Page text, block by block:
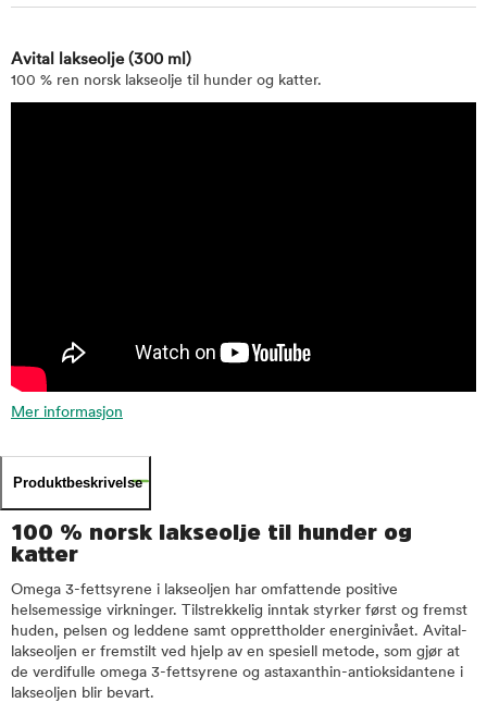
Avital lakseolje (300 ml)
100 % ren norsk lakseolje til hunder og katter.
Mer informasjon
Produktbeskrivelse
100 % norsk lakseolje til hunder og
katter
Omega 3-fettsyrene i lakseoljen har omfattende positive
helsemessige virkninger. Tilstrekkelig inntak styrker først og fremst
huden, pelsen og leddene samt opprettholder energinivået. Avital-
lakseoljen er fremstilt ved hjelp av en spesiell metode, som gjør at
de verdifulle omega 3-fettsyrene og astaxanthin-antioksidantene i
lakseoljen blir bevart.